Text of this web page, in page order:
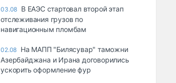
03.08 В ЕАЭС стартовал второй этап
отслеживания грузов по
навигационным пломбам
02.08 На МАПП "Билясувар" таможни
Азербайджана и Ирана договорились
ускорить оформление фур